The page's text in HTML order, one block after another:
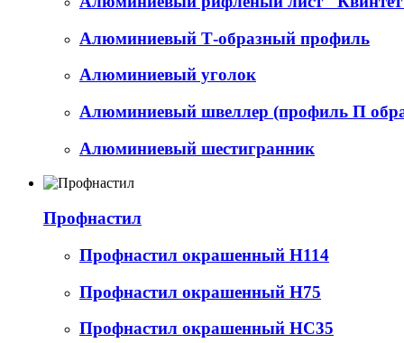
Алюминиевый Т-образный профиль
Алюминиевый уголок
Алюминиевый швеллер (профиль П
Алюминиевый шестигранник
Профнастил
Профнастил окрашенный Н114
Профнастил окрашенный Н75
Профнастил окрашенный НС35